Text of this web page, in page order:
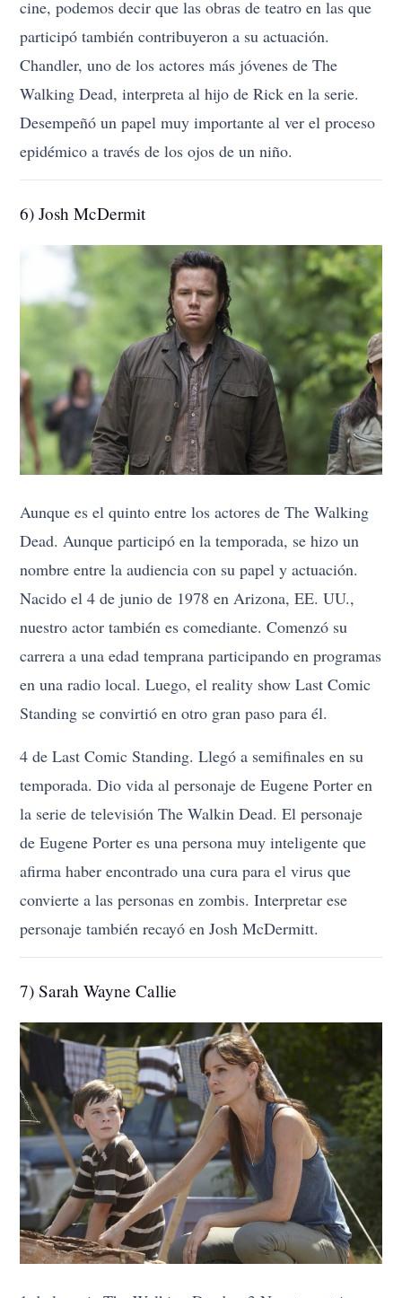
cine, podemos decir que las obras de teatro en las que
participó también contribuyeron a su actuación.
Chandler, uno de los actores más jóvenes de The
Walking Dead, interpreta al hijo de Rick en la serie.
Desempeñó un papel muy importante al ver el proceso
epidémico a través de los ojos de un niño.
6) Josh McDermit
Aunque es el quinto entre los actores de The Walking
Dead. Aunque participó en la temporada, se hizo un
nombre entre la audiencia con su papel y actuación.
Nacido el 4 de junio de 1978 en Arizona, EE. UU.,
nuestro actor también es comediante. Comenzó su
carrera a una edad temprana participando en programas
en una radio local. Luego, el reality show Last Comic
Standing se convirtió en otro gran paso para él.
4 de Last Comic Standing. Llegó a semifinales en su
temporada. Dio vida al personaje de Eugene Porter en
la serie de televisión The Walkin Dead. El personaje
de Eugene Porter es una persona muy inteligente que
afirma haber encontrado una cura para el virus que
convierte a las personas en zombis. Interpretar ese
personaje también recayó en Josh McDermitt.
7) Sarah Wayne Callie